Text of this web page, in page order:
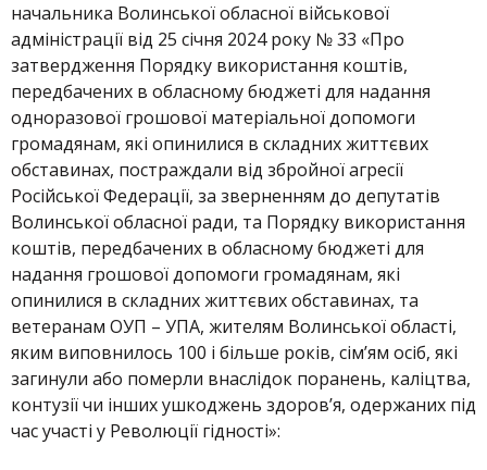
начальника Волинської обласної військової
адміністрації від 25 січня 2024 року № 33 «Про
затвердження Порядку використання коштів,
передбачених в обласному бюджеті для надання
одноразової грошової матеріальної допомоги
громадянам, які опинилися в складних життєвих
обставинах, постраждали від збройної агресії
Російської Федерації, за зверненням до депутатів
Волинської обласної ради, та Порядку використання
коштів, передбачених в обласному бюджеті для
надання грошової допомоги громадянам, які
опинилися в складних життєвих обставинах, та
ветеранам ОУП – УПА, жителям Волинської області,
яким виповнилось 100 і більше років, сім’ям осіб, які
загинули або померли внаслідок поранень, каліцтва,
контузії чи інших ушкоджень здоров’я, одержаних під
час участі у Революції гідності»: